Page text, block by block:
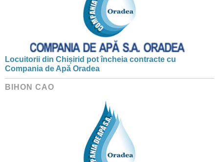
Locuitorii din Chișirid pot încheia contracte cu
Compania de Apă Oradea
BIHON CAO